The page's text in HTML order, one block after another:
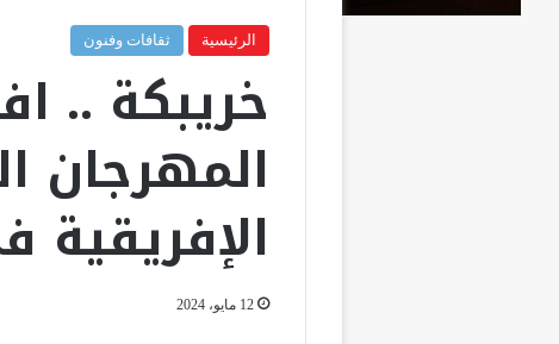
الرئيسية ثقافات وفنون
خريبكة ..
المهرجان
الإفريقية
12 مايو، 2024